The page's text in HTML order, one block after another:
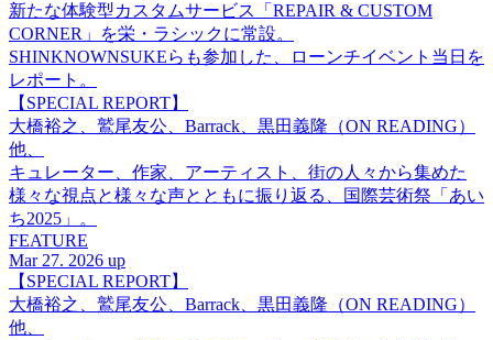
新たな体験型カスタムサービス「REPAIR & CUSTOM
CORNER」を栄・ラシックに常設。
SHINKNOWNSUKEらも参加した、ローンチイベント当日を
レポート。
【SPECIAL REPORT】
大橋裕之、鷲尾友公、Barrack、黒田義隆（ON READING）
他、
キュレーター、作家、アーティスト、街の人々から集めた
様々な視点と様々な声とともに振り返る、国際芸術祭「あい
ち2025」。
FEATURE
Mar 27. 2026 up
【SPECIAL REPORT】
大橋裕之、鷲尾友公、Barrack、黒田義隆（ON READING）
他、